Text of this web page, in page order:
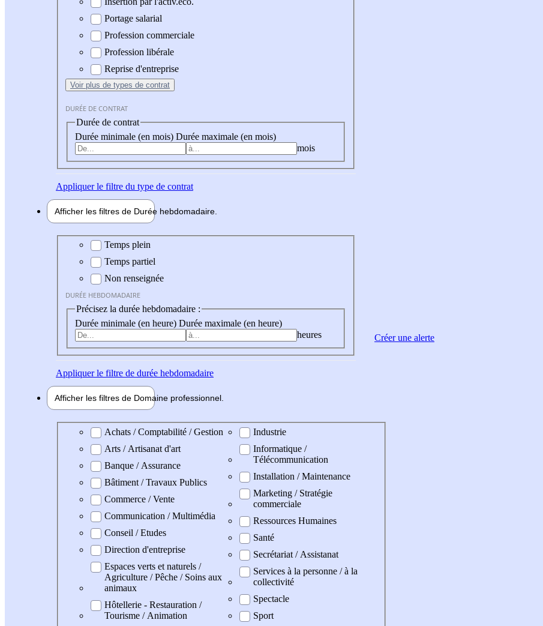
Portage salarial
Profession commerciale
Profession libérale
Reprise d'entreprise
Voir plus de types de contrat
DURÉE DE CONTRAT
Durée de contrat
Durée minimale (en mois) Durée maximale (en mois)
mois
Appliquerle filtre du type de contrat
Afficher les filtres de Durée hebdomadaire
Durée hebdomadaire
Temps plein
Temps partiel
Non renseignée
DURÉE HEBDOMADAIRE
Précisez la durée hebdomadaire :
Durée minimale (en heure) Durée maximale (en heure)
heures
Appliquerle filtre de durée hebdomadaire
Afficher les filtres de Domaine professionnel
Domaine professionel
Achats / Comptabilité / Gestion
Arts / Artisanat d'art
Banque / Assurance
Bâtiment / Travaux Publics
Commerce / Vente
Communication / Multimédia
Conseil / Etudes
Direction d'entreprise
Espaces verts et naturels /
Agriculture / Pêche / Soins aux
animaux
Hôtellerie - Restauration /
Tourisme / Animation
Industrie
Informatique /
Télécommunication
Installation / Maintenance
Marketing / Stratégie
commerciale
Ressources Humaines
Santé
Secrétariat / Assistanat
Services à la personne / à la
collectivité
Spectacle
Sport
Créer une alerte